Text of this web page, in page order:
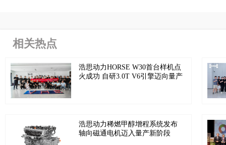
相关热点
浩思动力HORSE W30首台样机点
火成功 自研3.0T V6引擎迈向量产
浩思动力稀燃甲醇增程系统发布
轴向磁通电机迈入量产新阶段